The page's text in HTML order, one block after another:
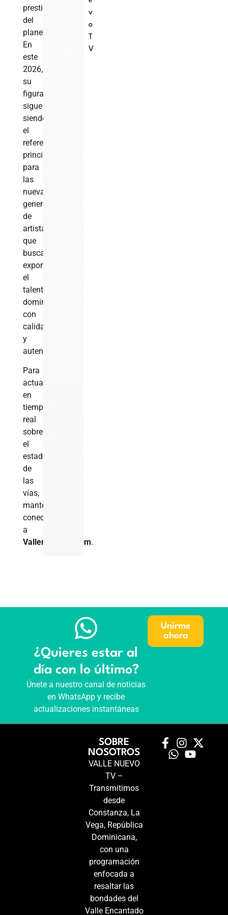
prestigiosos
del
planeta.
En
este
2026,
su
figura
sigue
siendo
el
referente
principal
para
las
nuevas
generaciones
de
artistas
que
buscan
exportar
el
talento
dominicano
con
calidad
y
autenticidad.
Para
actualizaciones
en
tiempo
real
sobre
el
estado
de
las
vías,
manténgase
conectado
a
VallenuevoTV.com.
v
o
V
¿Quieres estar al
día con lo último?
Únete a nuestro canal de noticias
en WhatsApp y recibe
actualizaciones instantáneas
Unirme
ahora
SOBRE
NOSOTROS
VALLE NUEVO
TV –
Transmitimos
desde
Constanza, La
Vega, República
Dominicana,
con una
programación
enfocada a
resaltar las
bondades del
Valle Encantado